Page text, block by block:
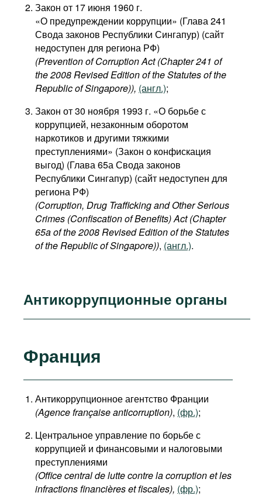
Закон от 17 июня 1960 г.
«О предупреждении коррупции» (Глава 241
Свода законов Республики Сингапур) (сайт
недоступен для региона РФ)
(Prevention of Corruption Act (Chapter 241 of
the 2008 Revised Edition of the Statutes of the
Republic of Singapore)), (англ.);
Закон от 30 ноября 1993 г. «О борьбе с
коррупцией, незаконным оборотом
наркотиков и другими тяжкими
преступлениями» (Закон о конфискация
выгод) (Глава 65а Свода законов
Республики Сингапур) (сайт недоступен для
региона РФ)
(Corruption, Drug Trafficking and Other Serious
Crimes (Confiscation of Benefits) Act (Chapter
65a of the 2008 Revised Edition of the Statutes
of the Republic of Singapore)), (англ.).
Антикоррупционные органы
Франция
Антикоррупционное агентство Франции
(Agence française anticorruption), (фр.);
Центральное управление по борьбе с
коррупцией и финансовыми и налоговыми
преступлениями
(Office central de lutte contre la corruption et les
infractions financières et fiscales), (фр.);